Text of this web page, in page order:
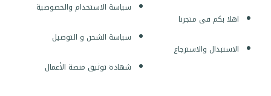
اهلا بكم فى متجرنا
الاستبدال والاسترجاع
سياسة الاستخدام والخصوصية
سياسة الشحن و التوصيل
شهادة توثيق منصة الأعمال